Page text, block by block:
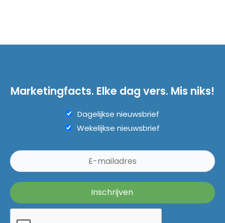
Marketingfacts. Elke dag vers. Mis niks!
Dagelijkse nieuwsbrief
Wekelijkse nieuwsbrief